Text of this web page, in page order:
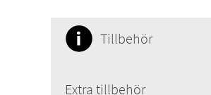
Tillbehör
Extra tillbehör